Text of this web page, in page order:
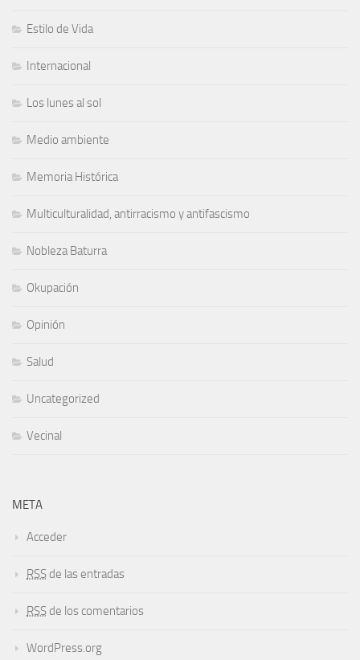
Estilo de Vida
Internacional
Los lunes al sol
Medio ambiente
Memoria Histórica
Multiculturalidad, antirracismo y antifascismo
Nobleza Baturra
Okupación
Opinión
Salud
Uncategorized
Vecinal
META
Acceder
RSS de las entradas
RSS de los comentarios
WordPress.org